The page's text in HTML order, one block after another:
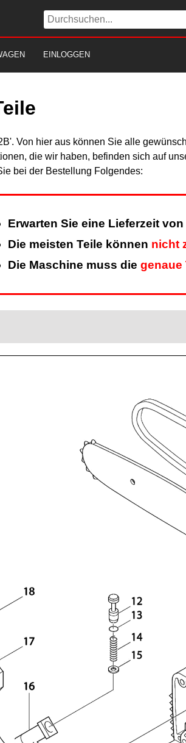
EINLOGGEN
Von hier aus können Sie alle
die wir haben, befinden sich auf
bei der Bestellung Folgendes:
Erwarten Sie eine Lieferzeit von
Die meisten Teile können nicht
Die Maschine muss die genaue